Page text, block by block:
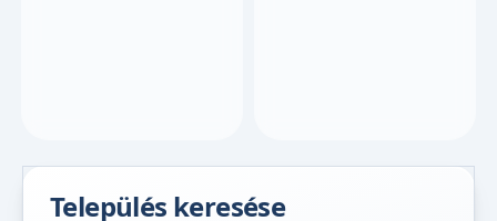
Település keresése